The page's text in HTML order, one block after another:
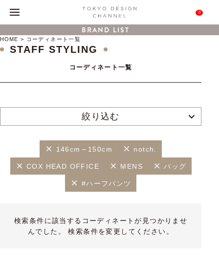
0
BRAND LIST
HOME コーディネート一覧
STAFF STYLING
コーディネート一覧
絞り込む
146cm～150cm notch.
COX HEAD OFFICE MENS バッグ
#ハーフパンツ
検索条件に該当するコーディネートが見つかりませ
んでした。 検索条件を変更してください。